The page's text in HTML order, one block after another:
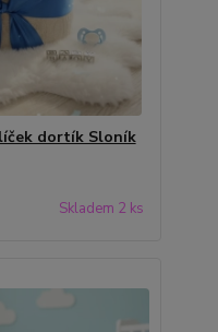
dortík Sloník
Skladem 2 ks